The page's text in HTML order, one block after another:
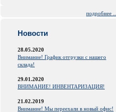
подробнее ...
Новости
28.05.2020
Внимание! График отгрузки с нашего
склада!
29.01.2020
ВНИМАНИЕ! ИНВЕНТАРИЗАЦИЯ!
21.02.2019
Внимание! Мы переехали в новый офис!